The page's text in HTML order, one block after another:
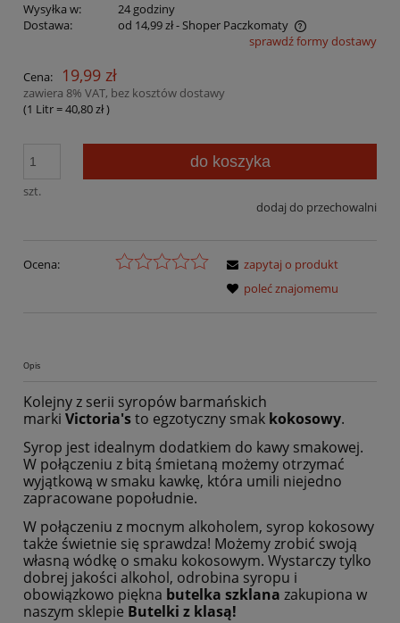
Wysyłka w:
24 godziny
Dostawa:
od 14,99 zł- Shoper Paczkomaty
Cena nie zawiera ewentualnych kosztów płatnościsprawdź formy dostawy
Cena: 19,99 zł
zawiera 8% VAT, bez kosztów dostawy
(1 Litr=40,80 zł)
szt.
do koszyka
dodaj do przechowalni
Ocena:
zapytaj o produkt
poleć znajomemu
Opis
Kolejny z serii syropów barmańskich
marki Victoria'sto egzotyczny smak kokosowy.
Syrop jest idealnym dodatkiem do kawy smakowej.
W połączeniu z bitą śmietaną możemy otrzymać
wyjątkową w smaku kawkę, która umili niejedno
zapracowane popołudnie.
W połączeniu z mocnym alkoholem, syrop kokosowy
także świetnie się sprawdza! Możemy zrobić swoją
własną wódkę o smaku kokosowym. Wystarczy tylko
dobrej jakości alkohol, odrobina syropu i
obowiązkowo piękna butelka szklana zakupiona w
naszym sklepie Butelki z klasą!